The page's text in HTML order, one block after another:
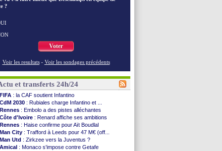
?
Voter
Voir les resultats - Voir les sondages précédents
et transferts 24h/24
FIFA : la CAF soutient Infantino
CdM 2030 : Rubiales charge Infantino et ...
Rennes : Embolo a des pistes alléchantes
Côte d'Ivoire : Renard affiche ses ambitions
Rennes : Haise confirme pour Aït Boudlal
Man City : Trafford à Leeds pour 47 M€ (off...
Man Utd : Zirkzee vers la Juventus ?
Amical : Monaco s'impose contre Getafe